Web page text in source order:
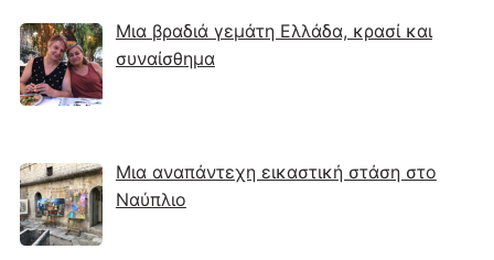
Μια βραδιά γεμάτη Ελλάδα, κρασί και
συναίσθημα
Μια αναπάντεχη εικαστική στάση στο
Ναύπλιο